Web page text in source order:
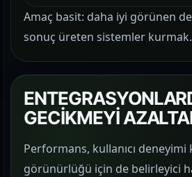
Amaç basit: daha iyi görünen
sonuç üreten sistemler kurmak.
GECİKMEYİ
Performans, kullanıcı
görünürlüğü için de belirleyici